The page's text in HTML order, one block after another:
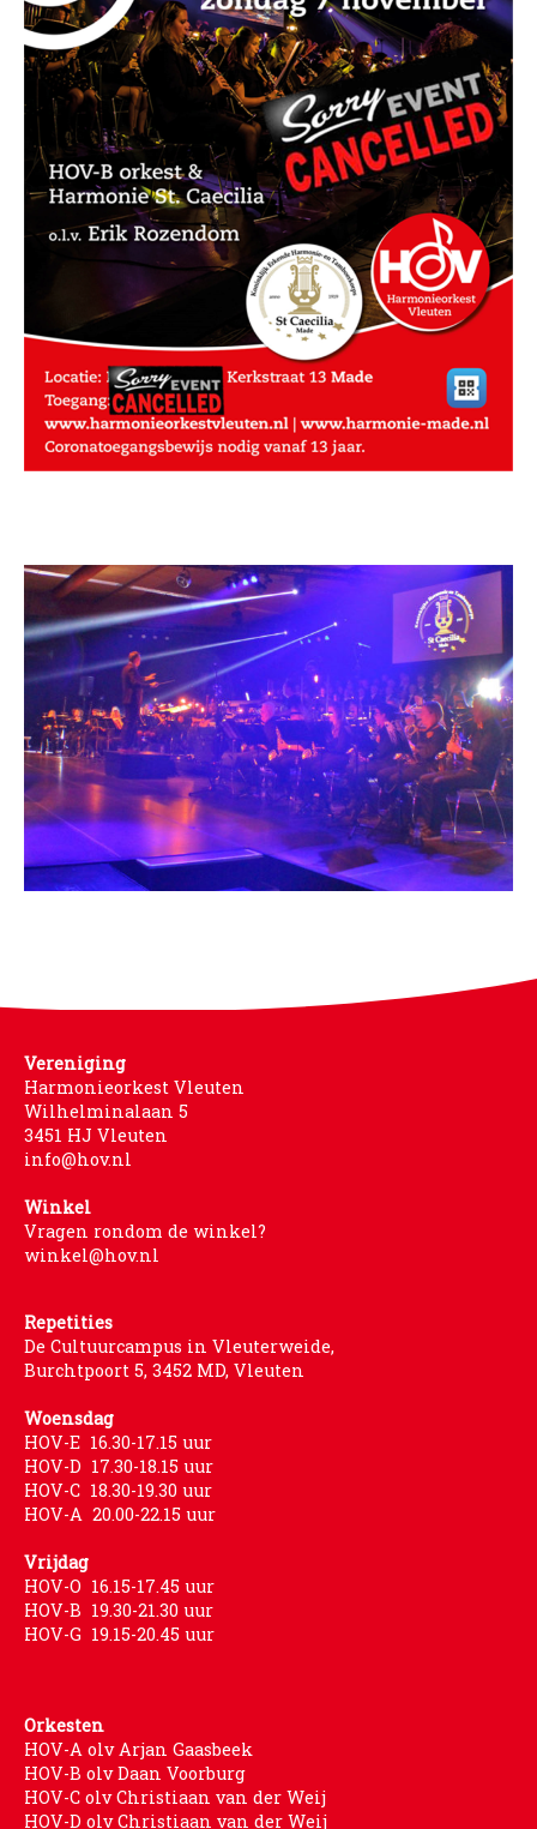
Bestuur
Dirigenten
Verenigingsstukken
Partners
Historie
Contact
WORD LID
WINKELWAGEN
Vereniging
Harmonieorkest Vleuten
Wilhelminalaan 5
3451 HJ Vleuten
info@hov.nl
Winkel
Vragen rondom de winkel?
winkel@hov.nl
Repetities
De Cultuurcampus in Vleuterweide,
Burchtpoort 5, 3452 MD, Vleuten
Woensdag
HOV-E 16.30-17.15 uur
HOV-D 17.30-18.15 uur
HOV-C 18.30-19.30 uur
HOV-A 20.00-22.15 uur
Vrijdag
HOV-O 16.15-17.45 uur
HOV-B 19.30-21.30 uur
HOV-G 19.15-20.45 uur
Orkesten
HOV-A olv Arjan Gaasbeek
HOV-B olv Daan Voorburg
HOV-C olv Christiaan van der Weij
HOV-D olv Christiaan van der Weij